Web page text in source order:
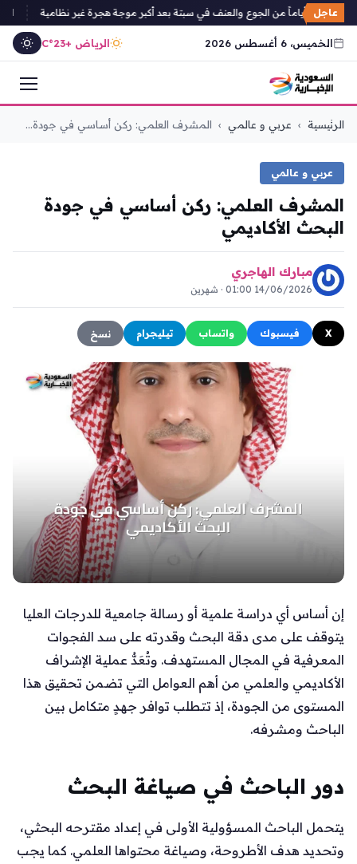
عاجل
يروون أياماً من الجوع والعنف في سبتة بعد أكبر موجة هجرة غير نظامية
الخميس، 6 أغسطس 2026 الرياض +23°C
التجاوز
الرئيسية › عربي و عالمي › المشرف العلمي: ركن أساسي في جودة...
عربي و عالمي
المشرف العلمي: ركن أساسي في جودة
البحث الأكاديمي
مبارك الهاجري
14/06/2026 01:00 · شهرين
X فيسبوك واتساب تيليجرام نسخ
إن أساس أي دراسة علمية أو رسالة جامعية للدرجات العليا
يتوقف على مدى دقة البحث وقدرته على سد الفجوات
المعرفية في المجال المستهدف. وتُعَدُّ عملية الإشراف
الأكاديمي والعلمي من أهم العوامل التي تضمن تحقيق هذا
المستوى من الجودة، إذ تتطلب توافر جهدٍ متكامل بين
الباحث ومشرفه.
دور الباحث في صياغة البحث
يتحمل الباحث المسؤولية الأولى في إعداد مقترحه البحثي،
وتحديد هدف الأطروحة، وصياغة محتواها العلمي. كما يجب